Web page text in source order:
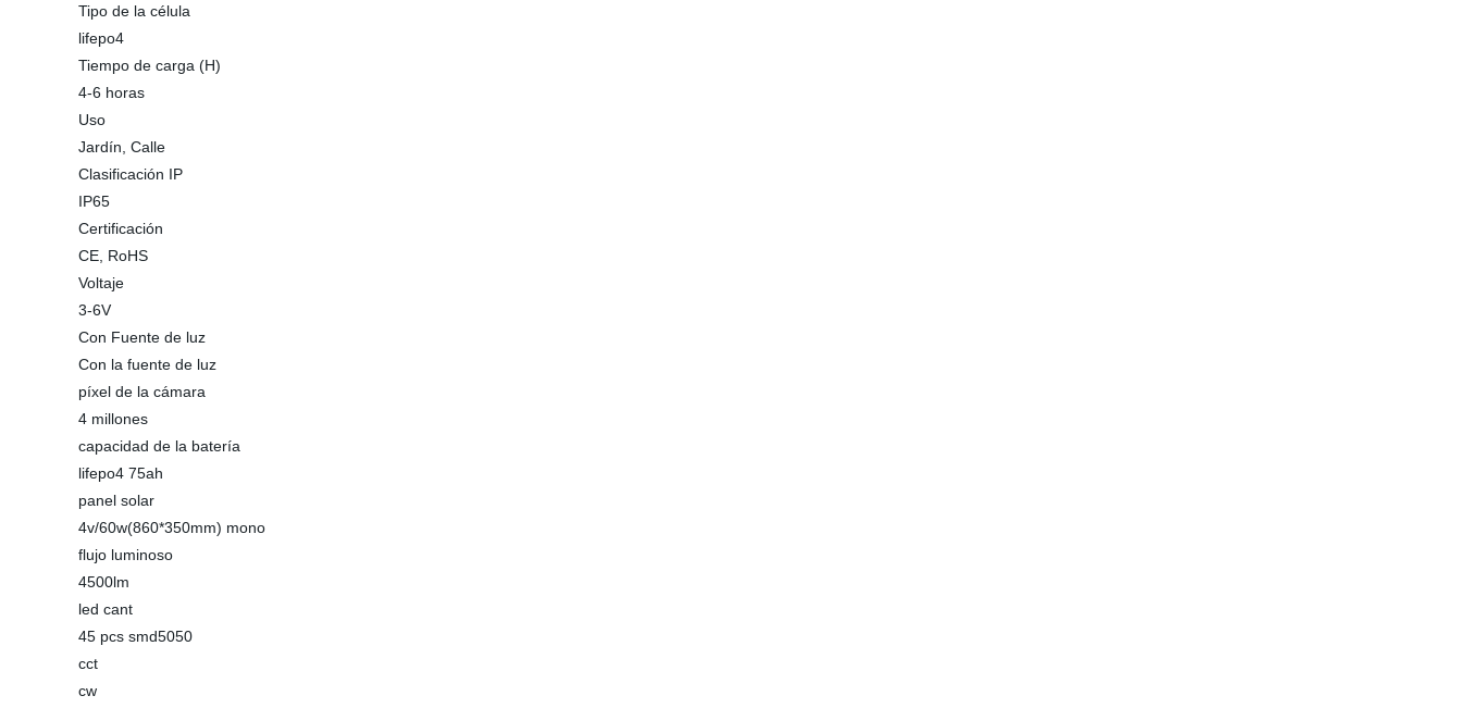
Tipo de la célula
lifepo4
Tiempo de carga (H)
4-6 horas
Uso
Jardín, Calle
Clasificación IP
IP65
Certificación
CE, RoHS
Voltaje
3-6V
Con Fuente de luz
Con la fuente de luz
píxel de la cámara
4 millones
capacidad de la batería
lifepo4 75ah
panel solar
4v/60w(860*350mm) mono
flujo luminoso
4500lm
led cant
45 pcs smd5050
cct
cw